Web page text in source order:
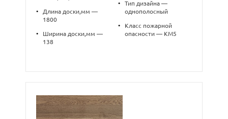
•
Длина доски,мм —
1800
•
Ширина доски,мм —
138
•
Тип дизайна —
однополосный
•
Класс пожарной
опасности — КМ5